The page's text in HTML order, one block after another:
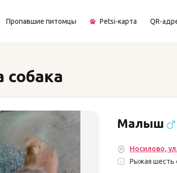
Пропавшие питомцы Petsi-карта QR-
собака
Малыш
Носилово,
Рыжая шесть